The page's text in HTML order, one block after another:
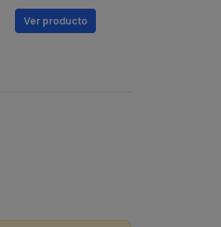
Verproducto